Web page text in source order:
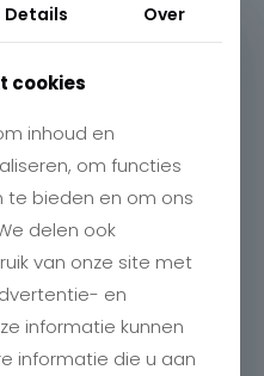
Details Over
cookies
inhoud en
om functies
te bieden en om ons
delen ook
van onze site met
en
informatie kunnen
informatie die u aan